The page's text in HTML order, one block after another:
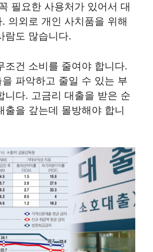
필요한 사용처가 있어서 대
의외로 개인 사치품을 위해
람도 많습니다.
조건 소비를 줄여야 합니다.
파악하고 줄일 수 있는 부
니다. 고금리 대출을 받은 순
출을 갚는데 몰방해야 합니